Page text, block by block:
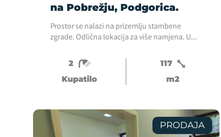
na Pobrežju, Podgorica.
Prostor se nalazi na prizemlju stambene
zgrade. Odlična lokacija za više namjena. U
toaleta.
2
Kupatilo
117
m2
PRODAJA